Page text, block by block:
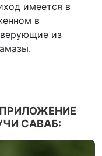
имеется в
в
из
САВАБ: